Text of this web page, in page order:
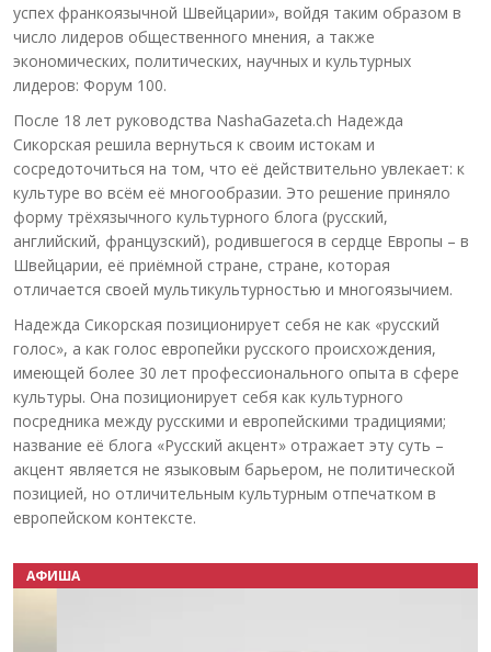
успех франкоязычной Швейцарии», войдя таким образом в
число лидеров общественного мнения, а также
экономических, политических, научных и культурных
лидеров: Форум 100.
После 18 лет руководства NashaGazeta.ch Надежда
Сикорская решила вернуться к своим истокам и
сосредоточиться на том, что её действительно увлекает: к
культуре во всём её многообразии. Это решение приняло
форму трёхязычного культурного блога (русский,
английский, французский), родившегося в сердце Европы – в
Швейцарии, её приёмной стране, стране, которая
отличается своей мультикультурностью и многоязычием.
Надежда Сикорская позиционирует себя не как «русский
голос», а как голос европейки русского происхождения,
имеющей более 30 лет профессионального опыта в сфере
культуры. Она позиционирует себя как культурного
посредника между русскими и европейскими традициями;
название её блога «Русский акцент» отражает эту суть –
акцент является не языковым барьером, не политической
позицией, но отличительным культурным отпечатком в
европейском контексте.
АФИША